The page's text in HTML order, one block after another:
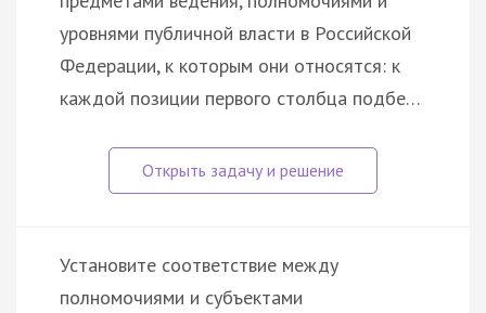
уровнями публичной власти в Российской
Федерации, к которым они относятся: к
каждой позиции первого столбца подбе…
Установите соответствие между
полномочиями и субъектами